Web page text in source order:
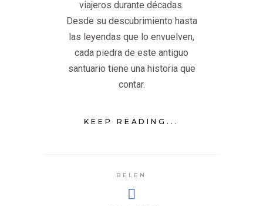
viajeros durante décadas.
Desde su descubrimiento hasta
las leyendas que lo envuelven,
cada piedra de este antiguo
santuario tiene una historia que
contar.
KEEP READING...
BELEN